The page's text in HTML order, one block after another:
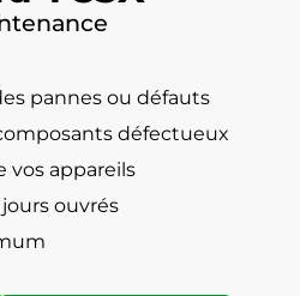
pannes ou défauts
défectueux
vos appareils
ouvrés